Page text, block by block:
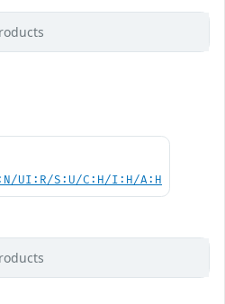
UI:R/S:U/C:H/I:H/A:H